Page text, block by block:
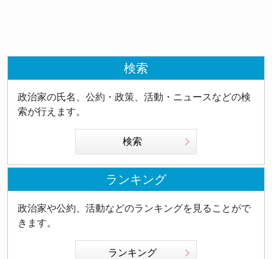
検索
政治家の氏名、公約・政策、活動・ニュースなどの検
索が行えます。
検索
ランキング
政治家や公約、活動などのランキングを見ることがで
きます。
ランキング